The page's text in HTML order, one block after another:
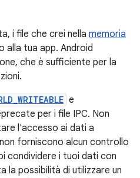
i file che crei nella memoria
alla tua app. Android
che è sufficiente per la
e
per i file IPC. Non
l'accesso ai dati a
forniscono alcun controllo
condividere i tuoi dati con
la possibilità di utilizzare un